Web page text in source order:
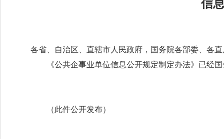
信
各省、自治区、直辖市人民政府，国务院各部委、各
《公共企事业单位信息公开规定制定办法》已经
（此件公开发布）